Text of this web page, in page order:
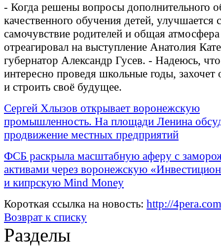
- Когда решены вопросы дополнительного
качественного обучения детей, улучшается
самочувствие родителей и общая
отреагировал на выступление Анатолия
губернатор Александр Гусев. - Надеюсь,
интересно проведя школьные годы, захочет
и строить своё будущее.
Сергей Хлызов открывает воронежскую
промышленность. На площади Ленина
продвижение местных предприятий
ФСБ раскрыла масштабную аферу с
активами через воронежскую
и кипрскую Mind Money
Короткая ссылка на новость: http://
Возврат к списку
Разделы